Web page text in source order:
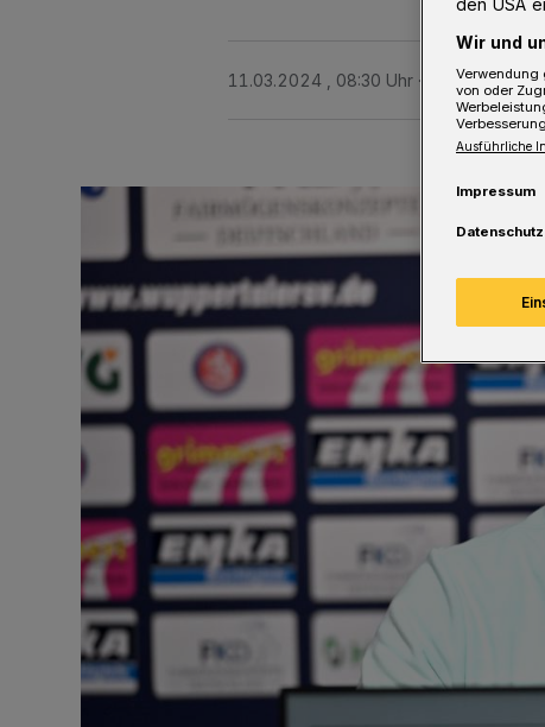
11.03.2024 , 08:30 Uhr 2 Minuten
den USA
Wir und
Verwendung
von oder
Ausführliche
Impressum
Datenschutz